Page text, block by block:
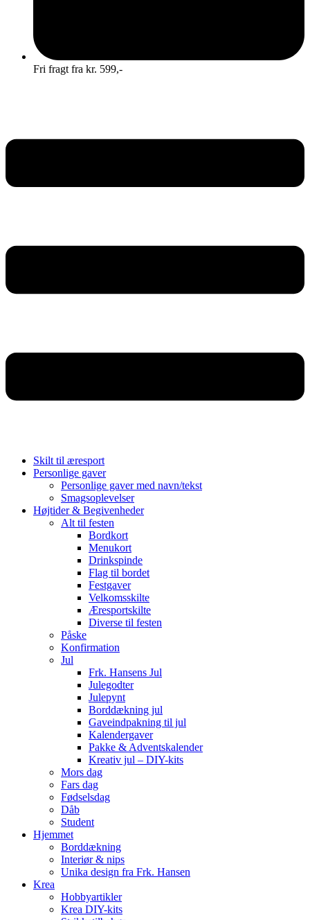
Fri fragt fra kr. 599,-
Skilt til æresport
Personlige gaver
Personlige gaver med navn/tekst
Smagsoplevelser
Højtider & Begivenheder
Alt til festen
Bordkort
Menukort
Drinkspinde
Flag til bordet
Festgaver
Velkomsskilte
Æresportskilte
Diverse til festen
Påske
Konfirmation
Jul
Frk. Hansens Jul
Julegodter
Julepynt
Borddækning jul
Gaveindpakning til jul
Kalendergaver
Pakke & Adventskalender
Kreativ jul – DIY-kits
Mors dag
Fars dag
Fødselsdag
Dåb
Student
Hjemmet
Borddækning
Interiør & nips
Unika design fra Frk. Hansen
Krea
Hobbyartikler
Krea DIY-kits